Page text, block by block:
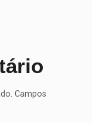
Campos